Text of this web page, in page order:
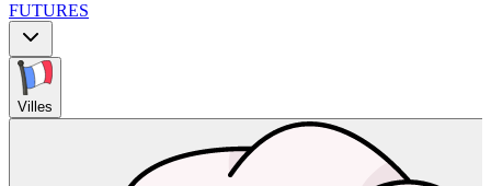
FUTURES
Villes